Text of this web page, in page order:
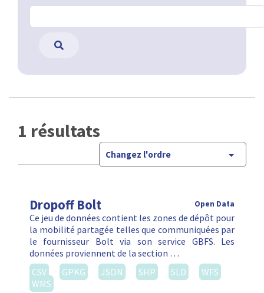
1 résultats
Changez l'ordre
Dropoff Bolt Open Data
Ce jeu de données contient les zones de dépôt pour
la mobilité partagée telles que communiquées par
le fournisseur Bolt via son service GBFS. Les
données proviennent de la section …
CSV
GPKG JSON SHP SLD
WFS
WMS